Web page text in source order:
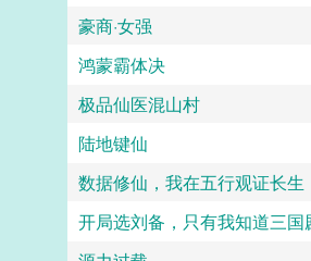
豪商·女强
鸿蒙霸体决
极品仙医混山村
陆地键仙
数据修仙，我在五行观证长生
开局选刘备，只有我知道三国